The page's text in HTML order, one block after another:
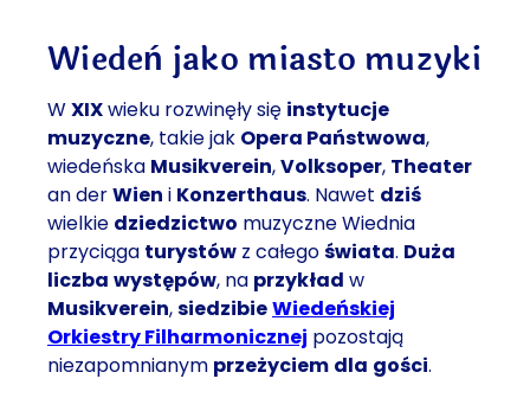
Wiedeń jako miasto muzyki
WXIXwieku rozwinęły się instytucje
muzyczne, takie jak Opera Państwowa,
wiedeńska Musikverein,Volksoper, Theater
an derWien i Konzerthaus. Nawet dziś
wielkie dziedzictwo muzyczne Wiednia
przyciąga turystów z całegoświata. Duża
liczba występów, na przykład w
Musikverein,siedzibieWiedeńskiej
Orkiestry Filharmonicznej pozostają
niezapomnianym przeżyciem dla gości.